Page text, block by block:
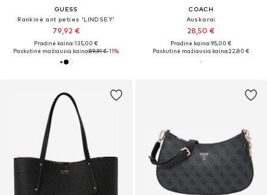
GUESS
Rankinė ant peties 'LINDSEY'
79,92 €
Pradinė kaina: 135,00 €
Paskutinė mažiausia kaina:89,91 €-11%
COACH
Auskarai
28,50 €
Pradinė kaina: 95,00 €
Paskutinė mažiausia kaina:22,80 €